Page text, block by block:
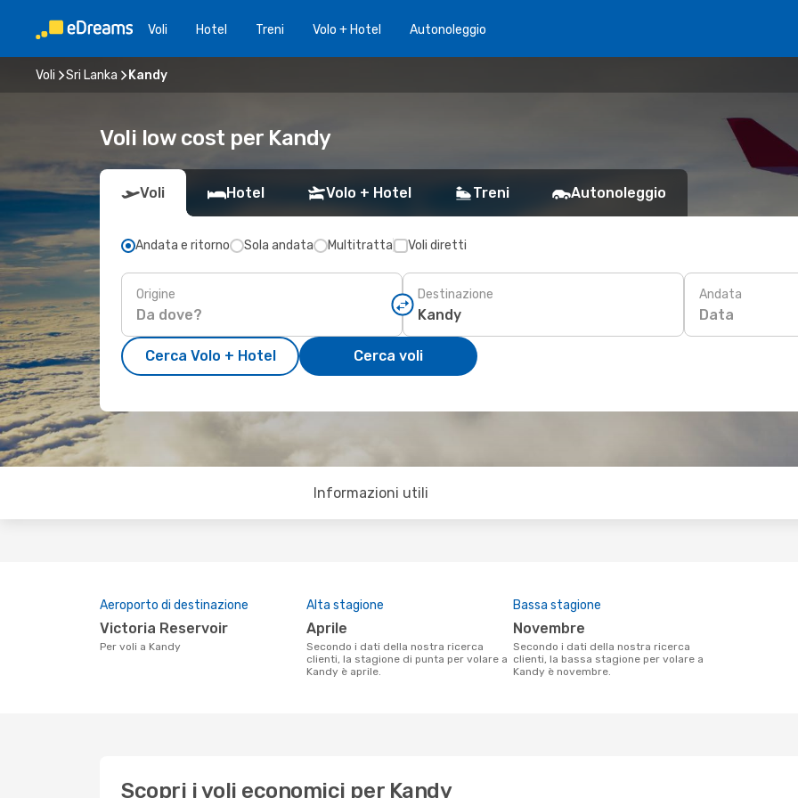
Voli Hotel Treni Volo + Hotel Autonoleggio
Voli Sri Lanka Kandy
Voli low cost per Kandy
Voli Hotel Volo + Hotel Treni Autonoleggio
Andata e ritorno Sola andata Multitratta Voli diretti
Origine Destinazione Andata
Data
Cerca Volo + Hotel Cerca voli
Informazioni utili
Aeroporto di destinazione
Victoria Reservoir
Per voli a Kandy
Alta stagione
aprile
Secondo i dati della nostra ricerca
clienti, la stagione di punta per volare a
Kandy è aprile.
Bassa stagione
novembre
Secondo i dati della nostra ricerca
clienti, la bassa stagione per volare a
Kandy è novembre.
Scopri i voli economici per Kandy